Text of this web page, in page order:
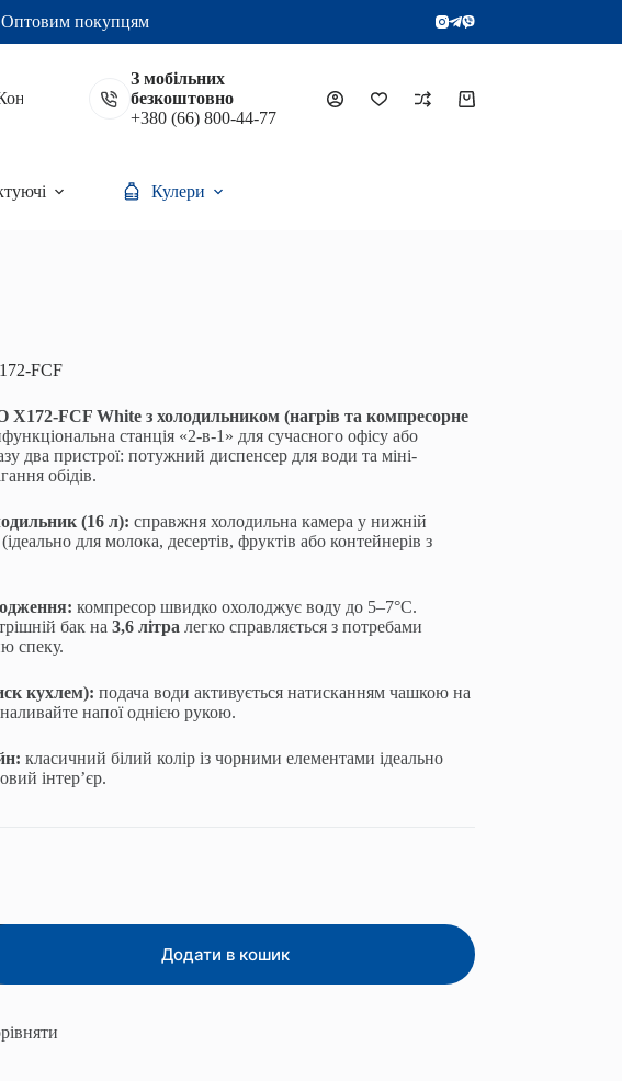
Оптовим покупцям
З мобільних
безкоштовно
+380 (66) 800-44-77
Кошик
Кулери
FCF
X172-FCF White з холодильником (нагрів та компресорне
станція «2-в-1» для сучасного офісу або
два пристрої: потужний диспенсер для води та міні-
обідів.
(16 л): справжня холодильна камера у нижній
для молока, десертів, фруктів або контейнерів з
компресор швидко охолоджує воду до 5–7°C.
бак на 3,6 літра легко справляється з потребами
спеку.
кухлем): подача води активується натисканням чашкою на
напої однією рукою.
класичний білий колір із чорними елементами ідеально
інтер’єр.
Додати в кошик